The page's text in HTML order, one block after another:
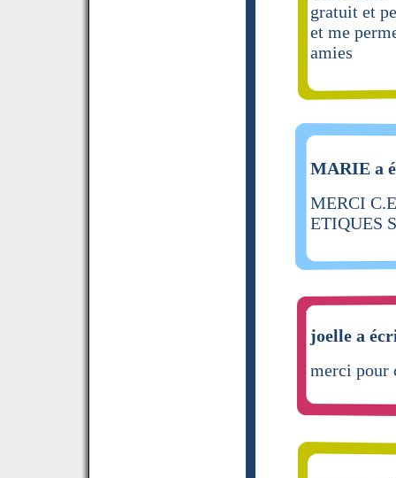
gratuit et
et me
amies
MARIE a
MERCI
ETIQUES
joelle a
merci pour